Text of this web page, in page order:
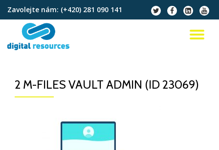
Přeskočit
obsah
Zavolejte nám: (+420) 281 090 141
fa-
twitter
fa-
facebook
fa-
linkedin-
square
fa-
2 M-FILES VAULT ADMIN (ID 23069)